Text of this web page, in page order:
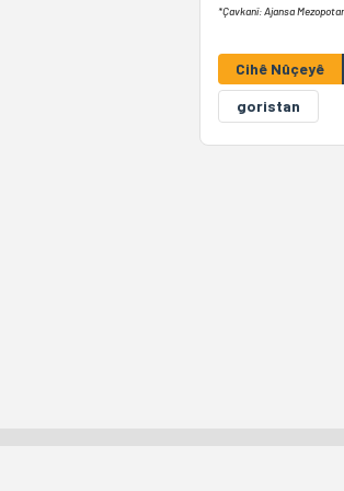
*Çavkanî: Ajansa
Cihê Nûçeyê
goristan